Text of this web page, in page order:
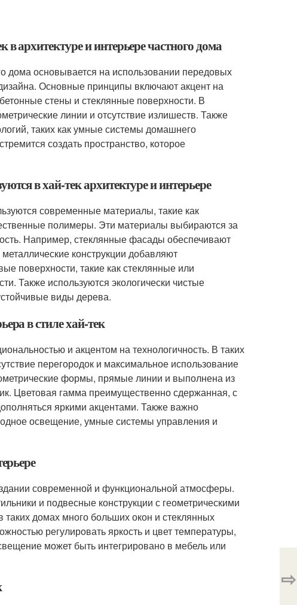
архитектуре и интерьере частного дома
дома основывается на использовании передовых
Основные принципы включают акцент на
стены и стеклянные поверхности. В
линии и отсутствие излишеств. Также
таких как умные системы домашнего
создать пространство, которое
в хай-тек архитектуре и интерьере
современные материалы, такие как
полимеры. Эти материалы выбираются за
Например, стеклянные фасады обеспечивают
конструкции добавляют
поверхности, такие как стеклянные или
Также используются экологически чистые
виды дерева.
в стиле хай-тек
и акцентом на технологичность. В таких
перегородок и максимальное использование
формы, прямые линии и выполнена из
Цветовая гамма преимущественно сдержанная, с
яркими акцентами. Также важно
освещение, умные системы управления и
современной и функциональной атмосферы.
и подвесные конструкции с геометрическими
домах много больших окон и стеклянных
регулировать яркость и цвет температуры,
может быть интегрировано в мебель или
⇨